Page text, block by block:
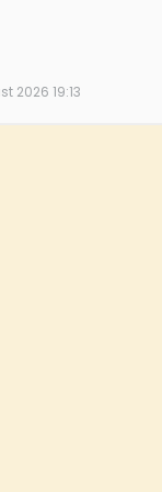
2026 19:13